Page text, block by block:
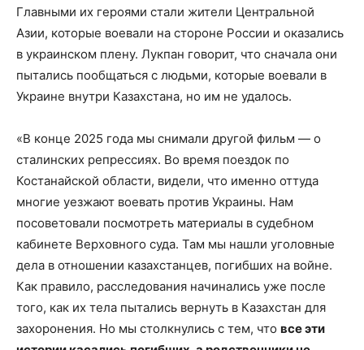
Главными их героями стали жители Центральной
Азии, которые воевали на стороне России и оказались
в украинском плену. Лукпан говорит, что сначала они
пытались пообщаться с людьми, которые воевали в
Украине внутри Казахстана, но им не удалось.
«В конце 2025 года мы снимали другой фильм — о
сталинских репрессиях. Во время поездок по
Костанайской области, видели, что именно оттуда
многие уезжают воевать против Украины. Нам
посоветовали посмотреть материалы в судебном
кабинете Верховного суда. Там мы нашли уголовные
дела в отношении казахстанцев, погибших на войне.
Как правило, расследования начинались уже после
того, как их тела пытались вернуть в Казахстан для
захоронения. Но мы столкнулись с тем, что все эти